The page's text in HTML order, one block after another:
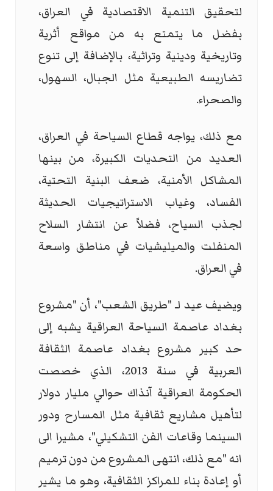
لتحقيق التنمية الاقتصادية في العراق،
بفضل ما يتمتع به من مواقع أثرية
وتاريخية ودينية وتراثية، بالإضافة إلى تنوع
تضاريسه الطبيعية مثل الجبال، السهول،
والصحراء.
مع ذلك، يواجه قطاع السياحة في العراق،
العديد من التحديات الكبيرة، من بينها
المشاكل الأمنية، ضعف البنية التحتية،
الفساد، وغياب الاستراتيجيات الحديثة
لجذب السياح، فضلاً عن انتشار السلاح
المنفلت والميليشيات في مناطق واسعة
في العراق.
ويضيف عيد لـ "طريق الشعب"، أن "مشروع
بغداد عاصمة السياحة العراقية يشبه إلى
حد كبير مشروع بغداد عاصمة الثقافة
العربية في سنة 2013، الذي خصصت
الحكومة العراقية آنذاك حوالي مليار دولار
لتأهيل مشاريع ثقافية مثل المسارح ودور
السينما وقاعات الفن التشكيلي"، مشيرا الى
انه "مع ذلك، انتهى المشروع من دون ترميم
أو إعادة بناء للمراكز الثقافية، وهو ما يشير